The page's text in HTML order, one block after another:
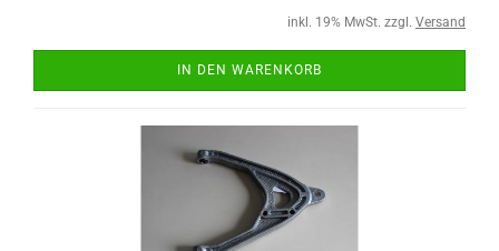
inkl. 19% MwSt. zzgl. Versand
IN DEN WARENKORB